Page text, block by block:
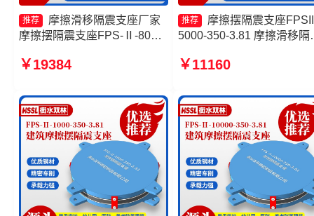
推荐
摩擦滑移隔震支座厂家
摩擦摆隔震支座FPS-Ⅱ-8000-
摩擦摆隔震支座FPSII-4000-
￥19384
推荐
摩擦摆隔震支座
5000-350-3.81 摩擦滑移隔
摩擦摆隔震支座FPSII-
￥11160